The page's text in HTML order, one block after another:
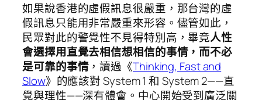
如果說香港的虛假訊息很嚴重，那台灣的虛
假訊息只能用非常嚴重來形容。儘管如此，
民眾對此的警覺性不見得特別高，畢竟人性
會選擇用直覺去相信想相信的事情，而不必
是可靠的事情，讀過《Thinking, Fast and
Slow》的應該對 System 1 和 System 2——直
覺與理性——深有體會。中心開始受到廣泛關